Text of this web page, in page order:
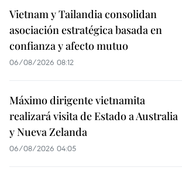
Vietnam y Tailandia consolidan
asociación estratégica basada en
confianza y afecto mutuo
06/08/2026 08:12
Máximo dirigente vietnamita
realizará visita de Estado a Australia
y Nueva Zelanda
06/08/2026 04:05